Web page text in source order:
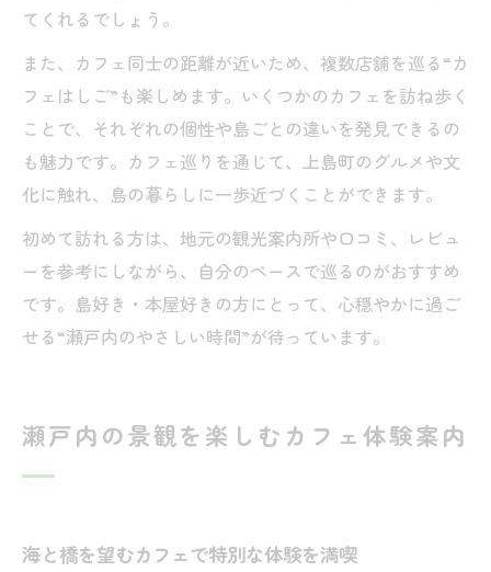
てくれるでしょう。
また、カフェ同士の距離が近いため、複数店舗を巡る“カ
フェはしご”も楽しめます。いくつかのカフェを訪ね歩く
ことで、それぞれの個性や島ごとの違いを発見できるの
も魅力です。カフェ巡りを通じて、上島町のグルメや文
化に触れ、島の暮らしに一歩近づくことができます。
初めて訪れる方は、地元の観光案内所や口コミ、レビュ
ーを参考にしながら、自分のペースで巡るのがおすすめ
です。島好き・本屋好きの方にとって、心穏やかに過ご
せる“瀬戸内のやさしい時間”が待っています。
瀬戸内の景観を楽しむカフェ体験案内
海と橋を望むカフェで特別な体験を満喫